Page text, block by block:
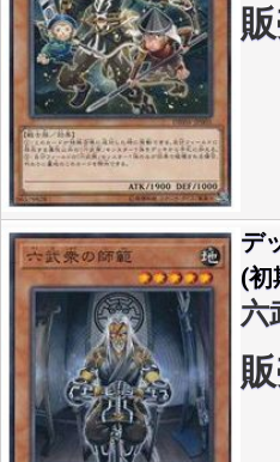
デ
(初
六